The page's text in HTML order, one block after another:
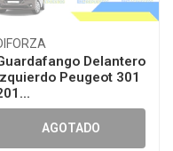
Delantero
Peugeot 301
AGOTADO